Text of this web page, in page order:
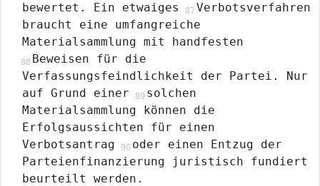
bewertet. Ein etwaiges
Verbotsverfahren
braucht eine umfangreiche
Materialsammlung mit handfesten
Beweisen für die
Verfassungsfeindlichkeit der Partei. Nur
auf Grund einer
solchen
Materialsammlung können die
Erfolgsaussichten für einen
Verbotsantrag
oder einen Entzug der
Parteienfinanzierung juristisch fundiert
beurteilt werden.